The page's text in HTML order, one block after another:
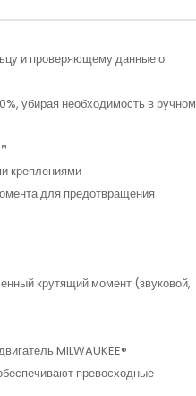
и проверяющему данные о
убирая необходимость в ручном
креплениями
для предотвращения
крутящий момент (звуковой,
MILWAUKEE®
превосходные